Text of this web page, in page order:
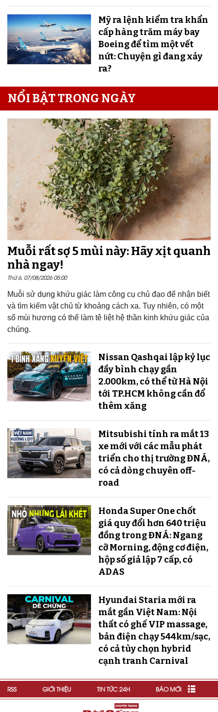
Mỹ ra lệnh kiểm tra khẩn
cấp hàng trăm máy bay
Boeing để tìm một vết
nứt: Chuyện gì đang xảy
ra?
NỔI BẬT TRONG NGÀY
Muỗi rất sợ 5 mùi này: Hãy xịt quanh
nhà ngay!
Thứ 6, 07/08/2026 05:00
Muỗi sử dụng khứu giác làm công cụ chủ đạo để nhận biết
và tìm kiếm vật chủ từ khoảng cách xa. Tuy nhiên, có một
số mùi hương có thể làm tê liệt hệ thần kinh khứu giác của
chúng.
Nissan Qashqai lập kỷ lục
đầy bình chạy gần
2.000km, có thể từ Hà Nội
tới TP.HCM không cần đổ
thêm xăng
Mitsubishi tính ra mắt 13
xe mới với các mẫu phát
triển cho thị trường ĐNÁ,
có cả dòng chuyên off-
road
Honda Super One chốt
giá quy đổi hơn 640 triệu
đồng trong ĐNÁ: Ngang
cỡ Morning, động cơ điện,
hộp số giả lập 7 cấp, có
ADAS
Hyundai Staria mới ra
mắt gần Việt Nam: Nội
thất có ghế VIP massage,
bản điện chạy 544km/sạc,
có cả tùy chọn hybrid
cạnh tranh Carnival
RSS GIỚI THIỆU TIN TỨC 24H BÁO MỚI